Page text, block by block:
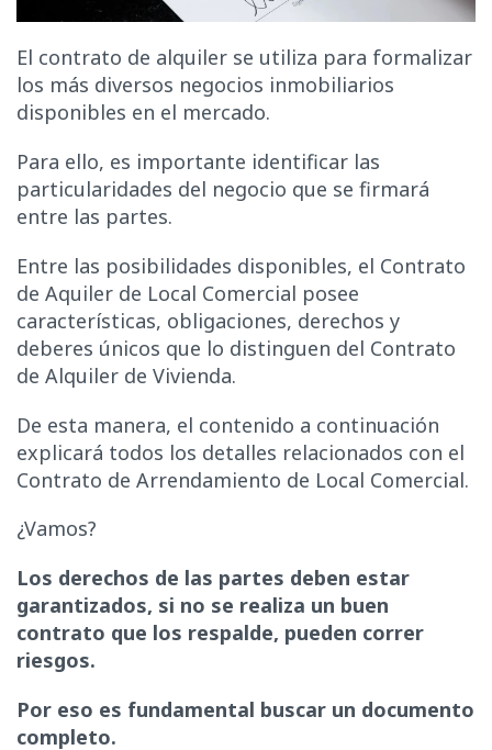
El contrato de alquiler se utiliza para formalizar
los más diversos negocios inmobiliarios
disponibles en el mercado.
Para ello, es importante identificar las
particularidades del negocio que se firmará
entre las partes.
Entre las posibilidades disponibles, el Contrato
de Aquiler de Local Comercial posee
características, obligaciones, derechos y
deberes únicos que lo distinguen del Contrato
de Alquiler de Vivienda.
De esta manera, el contenido a continuación
explicará todos los detalles relacionados con el
Contrato de Arrendamiento de Local Comercial.
¿Vamos?
Los derechos de las partes deben estar
garantizados, si no se realiza un buen
contrato que los respalde, pueden correr
riesgos.
Por eso es fundamental buscar un documento
completo.